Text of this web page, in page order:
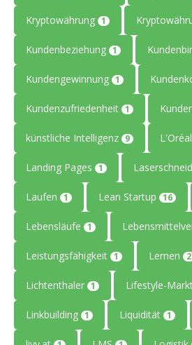
Kryptowährung 1
Kundenbeziehung 1
Kundengewinnung 1
Kundenzufriedenheit 1
künstliche Intelligenz 9 L'Oréal
Landing Pages 1
Laufen 1 Lean Startup 16
Lebensläufe 1
Leistungsfähigkeit 1 Lernen 2
Lichtenthaler 1 Lifestyle-
Linkbuilding 1 Liquidität 1